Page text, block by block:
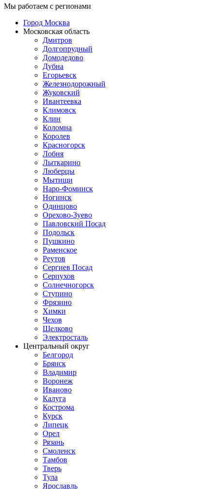
Мы работаем с регионами
Город Москва
Московская область
Дмитров
Долгопрудный
Домодедово
Дубна
Егорьевск
Железнодорожный
Жуковский
Ивантеевка
Климовск
Клин
Коломна
Королев
Красногорск
Лобня
Лыткарино
Люберцы
Мытищи
Наро-Фоминск
Ногинск
Одинцово
Орехово-Зуево
Павловский Посад
Подольск
Пушкино
Раменское
Реутов
Сергиев Посад
Серпухов
Солнечногорск
Ступино
Фрязино
Химки
Чехов
Щелково
Электросталь
Центральный округ
Белгород
Брянск
Владимир
Воронеж
Иваново
Калуга
Кострома
Курск
Липецк
Орел
Рязань
Смоленск
Тамбов
Тверь
Тула
Ярославль